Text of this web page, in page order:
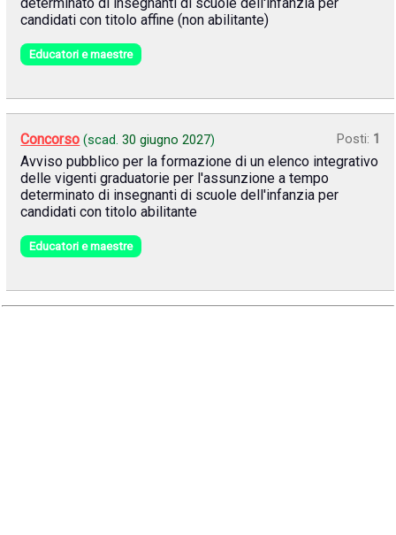
candidati con titolo affine (non abilitante)
Educatori e maestre
Concorso (scad.30 giugno 2027) Posti: 1
Avviso pubblico per la formazione di un elenco integrativo
delle vigenti graduatorie per l'assunzione a tempo
determinato di insegnanti di scuole dell'infanzia per
candidati con titolo abilitante
Educatori e maestre